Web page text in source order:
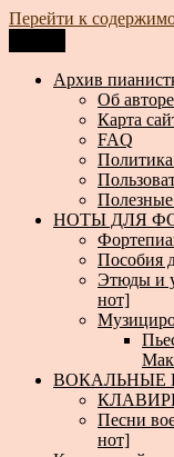
Перейти к
Архив пианистки
Всё для пианистов:
Архив
Об
Карта
FAQ
НОТЫ ДЛЯ
Пособия
Этюды и
нот]
ВОКАЛЬНЫЕ
КЛАВИРЫ
Песни
нот]